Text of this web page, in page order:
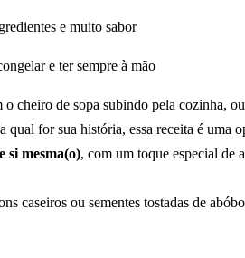
e muito sabor
e ter sempre à mão
cheiro de sopa subindo pela cozinha,
qual for sua história, essa receita é uma
si mesma(o), com um toque especial de
caseiros ou sementes tostadas de